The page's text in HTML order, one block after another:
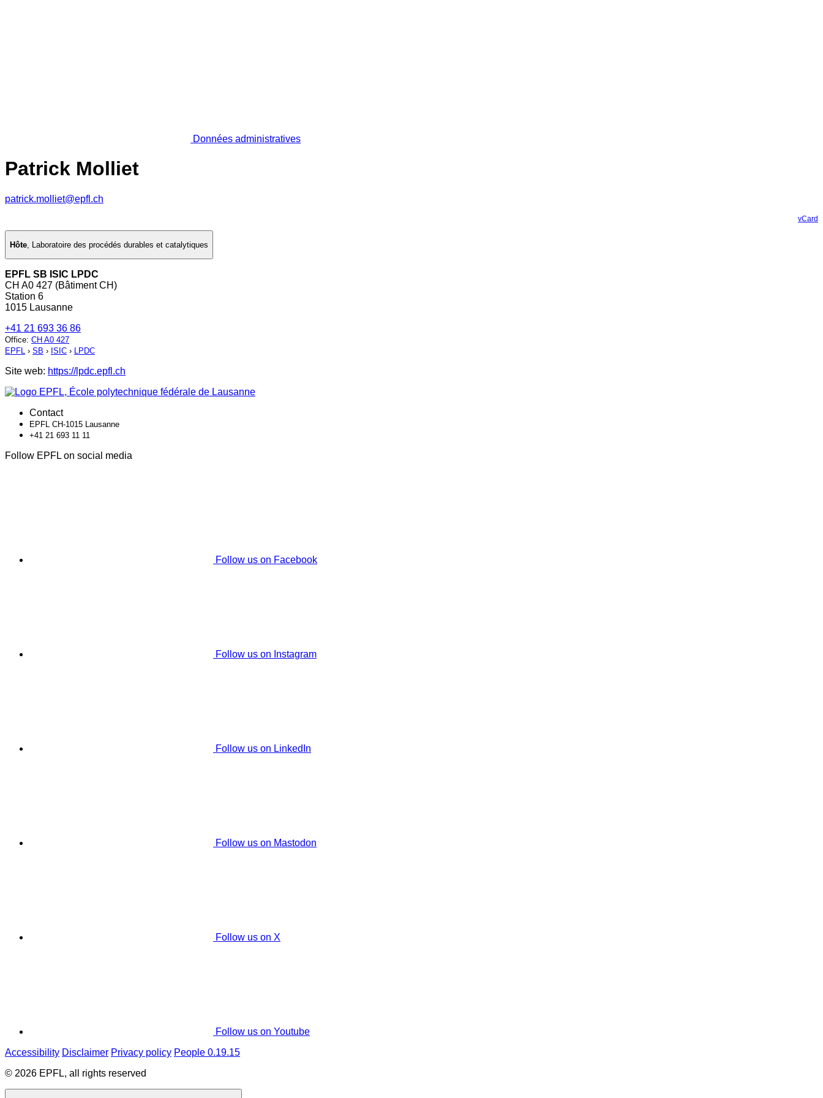
Données administratives
Patrick Molliet
patrick.molliet@epfl.ch
vCard
Hôte, Laboratoire des procédés durables et catalytiques
EPFL SB ISIC LPDC
CH A0 427 (Bâtiment CH)
Station 6
1015 Lausanne
+41 21 693 36 86
Office: CH A0 427
EPFL › SB › ISIC › LPDC
Site web: https://lpdc.epfl.ch
Contact
EPFL CH-1015 Lausanne
+41 21 693 11 11
Follow EPFL on social media
Follow us on Facebook
Follow us on Instagram
Follow us on LinkedIn
Follow us on Mastodon
Follow us on X
Follow us on Youtube
Accessibility Disclaimer Privacy policy People 0.19.15
© 2026 EPFL, all rights reserved